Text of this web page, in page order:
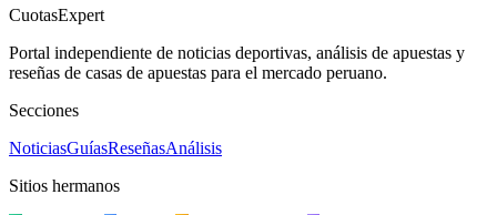
CuotasExpert
Portal independiente de noticias deportivas, análisis de apuestas y
reseñas de casas de apuestas para el mercado peruano.
Secciones
NoticiasGuíasReseñasAnálisis
Sitios hermanos